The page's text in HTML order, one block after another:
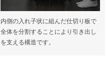
内側の入れ子状に組んだ仕切り板で
全体を分割することにより引き出し
を支える構造です。